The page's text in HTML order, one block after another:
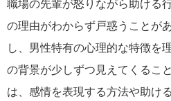
職場の先輩が怒りながら助ける
の理由がわからず戸惑うことが
し、男性特有の心理的な特徴を
の背景が少しずつ見えてくるこ
は、感情を表現する方法や助け